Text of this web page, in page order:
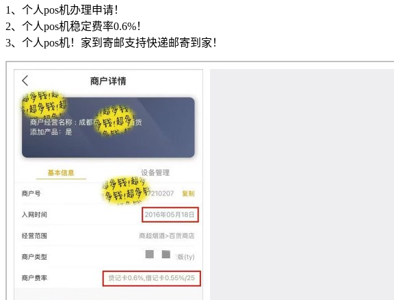
1、个人pos机办理申请！
2、个人pos机稳定费率0.6%！
3、个人pos机！家到寄邮支持快递邮寄到家！